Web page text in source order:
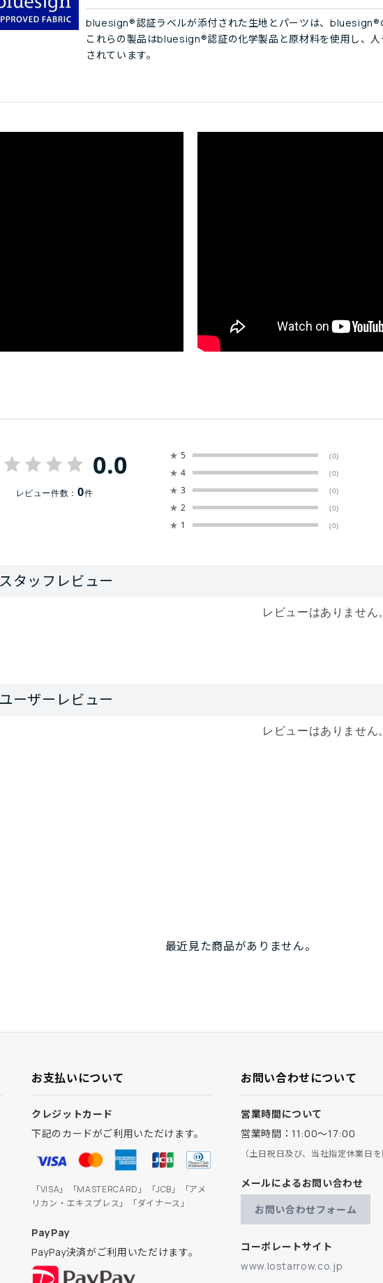
bluesign®認証ラベルが添付された生地とパーツは、bluesign®
これらの製品はbluesign®認証の化学製品と原材料を使用し、
されています。
0.0
レビュー件数：0件
★ 5 (0)
★ 4 (0)
★ 3 (0)
★ 2 (0)
★ 1 (0)
レビューはありません
レビューはありません
最近見た商品がありません。
お支払いについて
クレジットカード
下記のカードがご利用いただけます。
「VISA」「MASTERCARD」「JCB」「アメ
リカン・エキスプレス」「ダイナース」
PayPay
PayPay決済がご利用いただけます。
お問い合わせについて
営業時間について
営業時間：11:00～17:00
（土日祝日及び、当社指定休業日
メールによるお問い合わせ
お問い合わせフォーム
コーポレートサイト
www.lostarrow.co.jp